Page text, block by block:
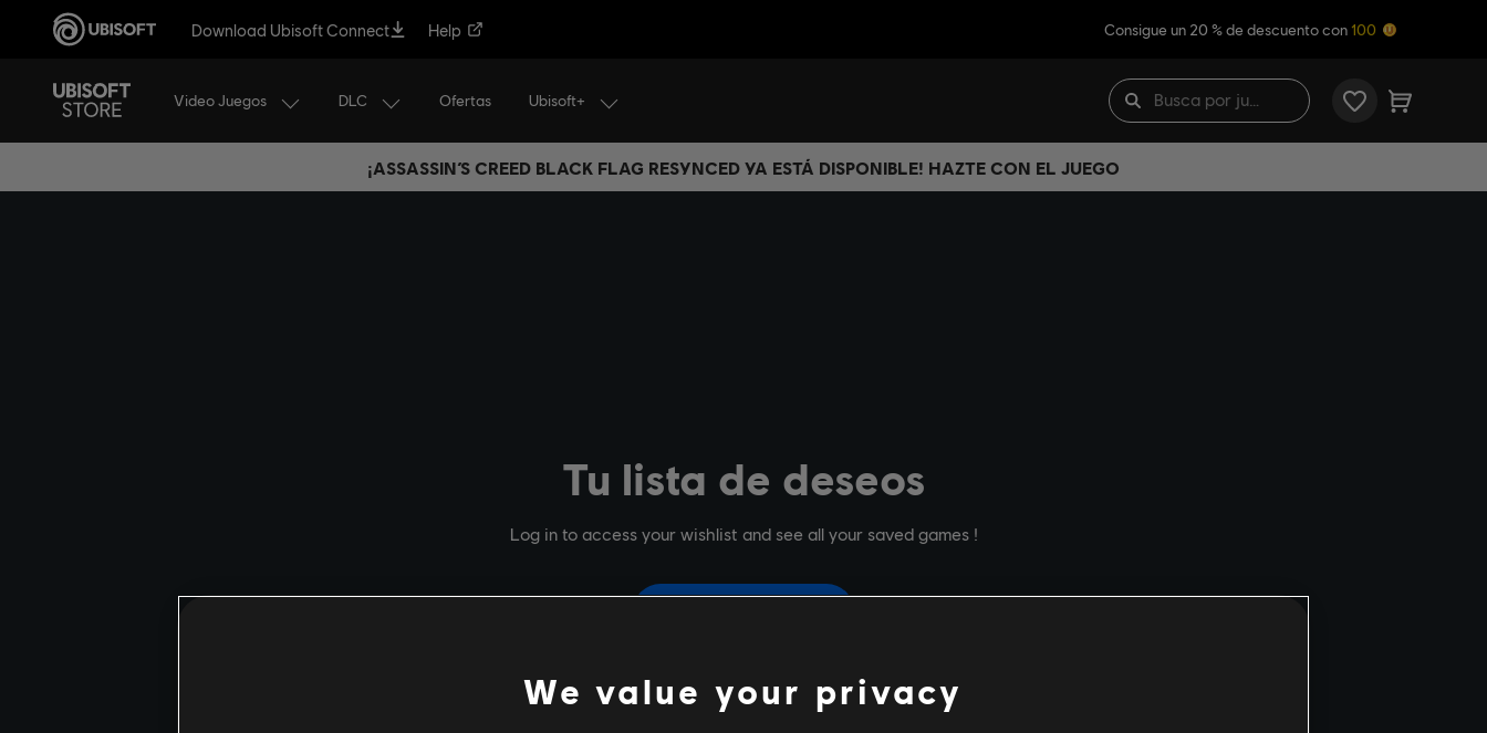
Download Ubisoft Connect Help Consigue un 20 % de descuento con 100
Video Juegos DLC Ofertas Ubisoft+
¡ASSASSIN’S CREED BLACK FLAG RESYNCED YA ESTÁ DISPONIBLE! HAZTE CON EL JUEGO
Tu lista de deseos
Log in to access your wishlist and see all your saved games !
We value your privacy